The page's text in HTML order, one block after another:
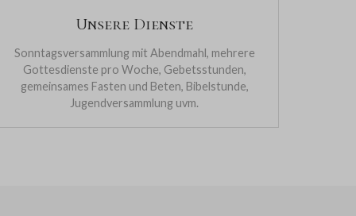
Unsere Dienste
Sonntagsversammlung mit Abendmahl, mehrere
Gottesdienste pro Woche, Gebetsstunden,
gemeinsames Fasten und Beten, Bibelstunde,
Jugendversammlung uvm.